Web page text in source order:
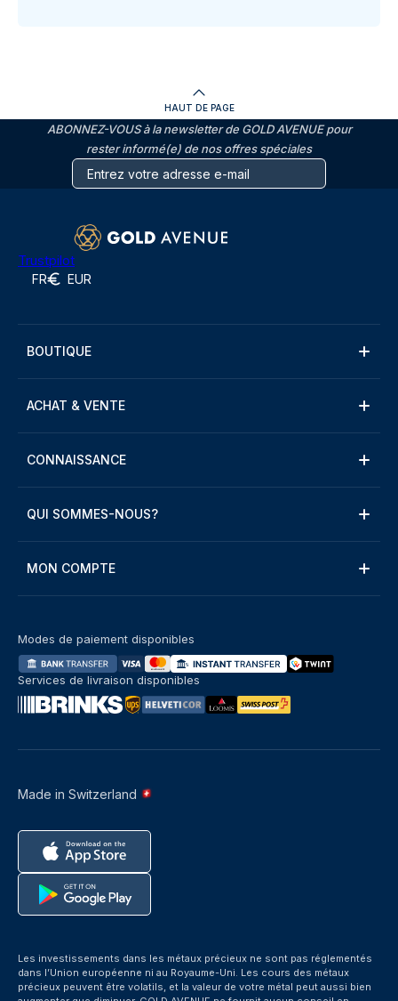
HAUT DE PAGE
ABONNEZ-VOUS à la newsletter de GOLD AVENUE pour
rester informé(e) de nos offres spéciales
Trustpilot
FR EUR
BOUTIQUE
ACHAT & VENTE
CONNAISSANCE
QUI SOMMES-NOUS?
MON COMPTE
Made in Switzerland
Modes de paiement disponibles
Services de livraison disponibles
Les investissements dans les métaux précieux ne sont pas réglementés
dans l’Union européenne ni au Royaume-Uni. Les cours des métaux
précieux peuvent être volatils, et la valeur de votre métal peut aussi bien